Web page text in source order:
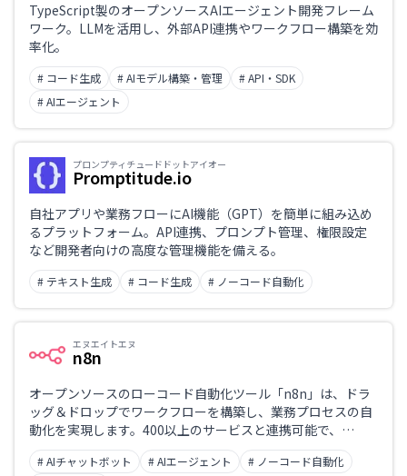
TypeScript製のオープンソースAIエージェント開発フレーム
ワーク。LLMを活用し、外部API連携やワークフロー構築を効
率化。
# コード生成 # AIモデル構築・管理
# API・SDK
# AIエージェント
プロンプティチュードドットアイオー
Promptitude.io
自社アプリや業務フローにAI機能（GPT）を簡単に組み込め
るプラットフォーム。API連携、プロンプト管理、権限設定
など開発者向けの高度な管理機能を備える。
# テキスト生成 # コード生成 # ノーコード自動化
エヌエイトエヌ
n8n
オープンソースのローコード自動化ツール「n8n」は、ドラ
ッグ＆ドロップでワークフローを構築し、業務プロセスの自
動化を実現します。400以上のサービスと連携可能で、
Slack、Google Sheets、GitHub、OpenAIなどとの統合が可
能です。
# AIチャットボット # AIエージェント
# ノーコード自動化